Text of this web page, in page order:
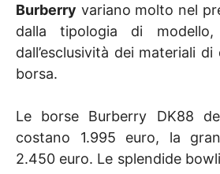
Burberry variano molto nel
dalla tipologia di
dall’esclusività dei materiali
borsa.
Le borse Burberry DK88
costano 1.995 euro, la
2.450 euro. Le splendide